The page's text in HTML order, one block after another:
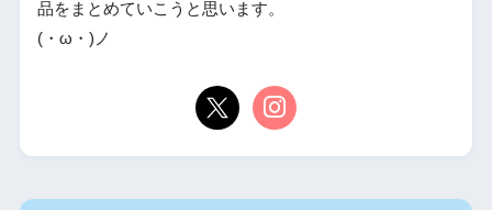
品をまとめていこうと思います。
(・ω・)ノ